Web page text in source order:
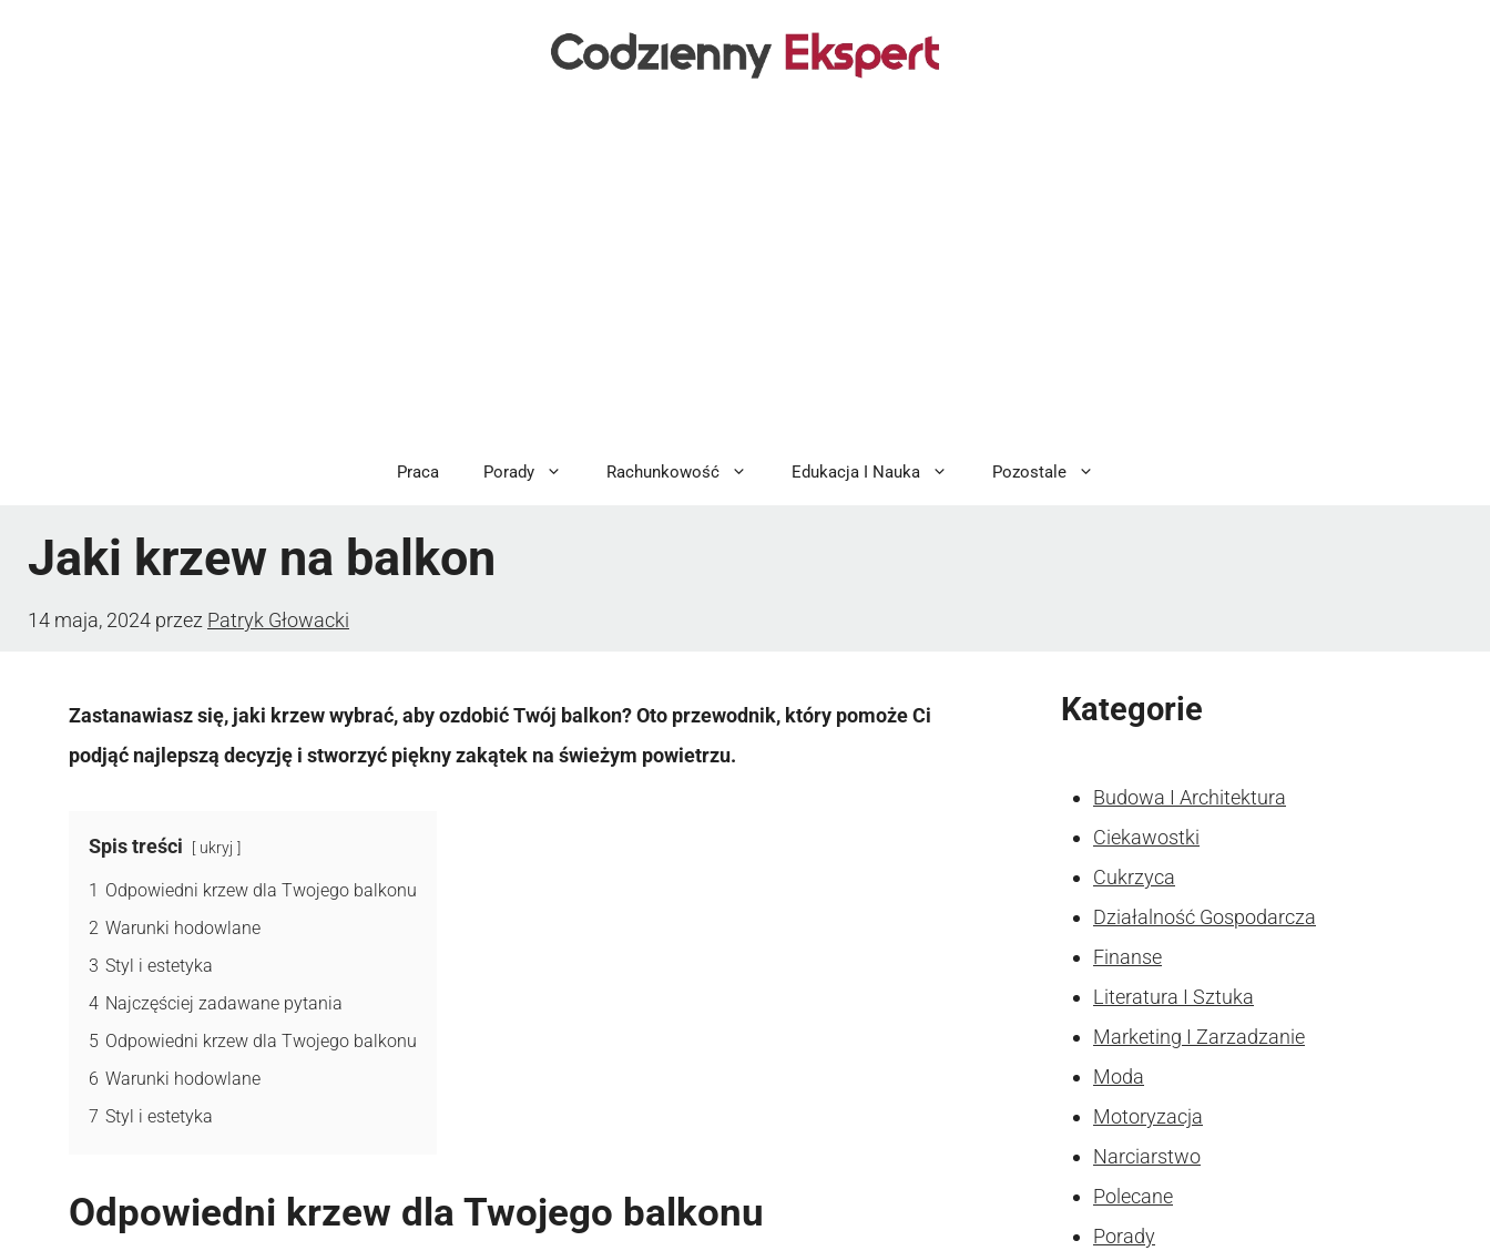
Praca Porady Rachunkowość Edukacja I Nauka Pozostale
Jaki krzew na balkon
14 maja, 2024 przez Patryk Głowacki
Zastanawiasz się, jaki krzew wybrać, aby ozdobić Twój balkon? Oto przewodnik, który pomoże Ci
podjąć najlepszą decyzję i stworzyć piękny zakątek na świeżym powietrzu.
Spis treści ukryj
1 Odpowiedni krzew dla Twojego balkonu
2 Warunki hodowlane
3 Styl i estetyka
4 Najczęściej zadawane pytania
5 Odpowiedni krzew dla Twojego balkonu
6 Warunki hodowlane
7 Styl i estetyka
Odpowiedni krzew dla Twojego balkonu
Kategorie
Budowa I Architektura
Ciekawostki
Cukrzyca
Działalność Gospodarcza
Finanse
Literatura I Sztuka
Marketing I Zarzadzanie
Moda
Motoryzacja
Narciarstwo
Polecane
Porady